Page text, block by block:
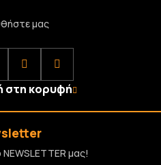
μας
στη κορυφή
μας!